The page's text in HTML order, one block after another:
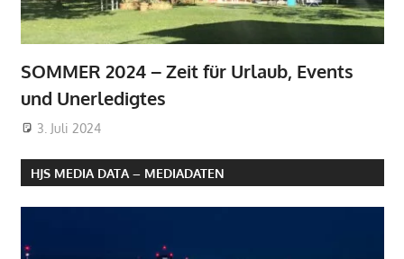
SOMMER 2024 – Zeit für Urlaub, Events
und Unerledigtes
3. Juli 2024
HJS MEDIA DATA – MEDIADATEN